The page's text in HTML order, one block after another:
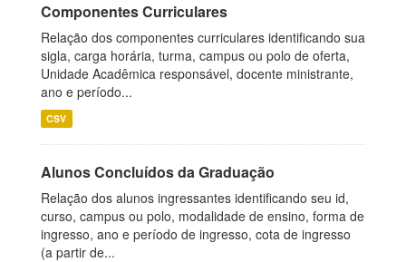
Componentes Curriculares
Relação dos componentes curriculares identificando sua
sigla, carga horária, turma, campus ou polo de oferta,
Unidade Acadêmica responsável, docente ministrante,
ano e período...
CSV
Alunos Concluídos da Graduação
Relação dos alunos ingressantes identificando seu id,
curso, campus ou polo, modalidade de ensino, forma de
ingresso, ano e período de ingresso, cota de ingresso
(a partir de...